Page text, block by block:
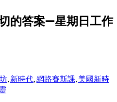
的答案—星期日工作
, 新時代,網路賽斯課, 美國新時